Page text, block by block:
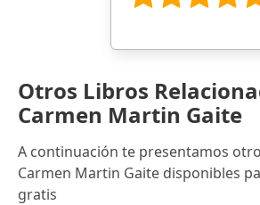
Otros Libros
Carmen Martin Gaite
A continuación te presentamos
Carmen Martin Gaite disponibles
gratis